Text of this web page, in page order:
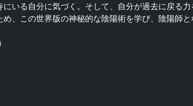
いる自分に気づく。そして、自分が過去に戻る
、この世界版の神秘的な陰陽術を学び、陰陽師